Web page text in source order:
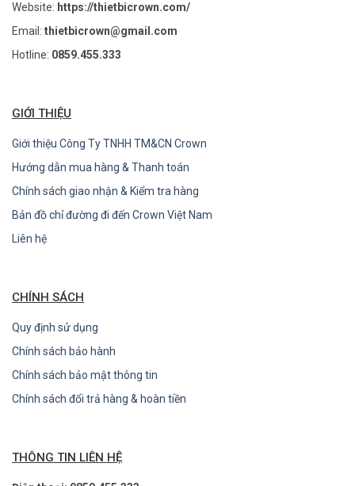
Website: https://thietbicrown.com/
Email: thietbicrown@gmail.com
Hotline: 0859.455.333
GIỚI THIỆU
Giới thiệu Công Ty TNHH TM&CN Crown
Hướng dẫn mua hàng & Thanh toán
Chính sách giao nhận & Kiểm tra hàng
Bản đồ chỉ đường đi đến Crown Việt Nam
Liên hệ
CHÍNH SÁCH
Quy định sử dụng
Chính sách bảo hành
Chính sách bảo mật thông tin
Chính sách đổi trả hàng & hoàn tiền
THÔNG TIN LIÊN HỆ